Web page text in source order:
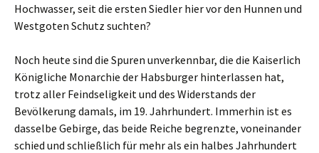
Hochwasser, seit die ersten Siedler hier vor den Hunnen und
Westgoten Schutz suchten?
Noch heute sind die Spuren unverkennbar, die die Kaiserlich
Königliche Monarchie der Habsburger hinterlassen hat,
trotz aller Feindseligkeit und des Widerstands der
Bevölkerung damals, im 19. Jahrhundert. Immerhin ist es
dasselbe Gebirge, das beide Reiche begrenzte, voneinander
schied und schließlich für mehr als ein halbes Jahrhundert